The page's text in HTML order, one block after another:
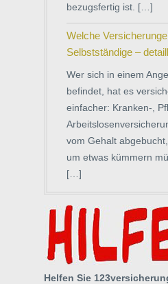
bezugsfertig ist. […]
Welche
Selbstständige –
Wer sich in einem
befindet, hat es
einfacher: Kranken-,
vom Gehalt
um etwas kümmern
[…]
Helfen Sie